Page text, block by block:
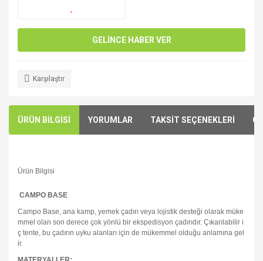
GELİNCE HABER VER
Karşılaştır
ÜRÜN BİLGİSİ YORUMLAR TAKSİT SEÇENEKLERİ
Ürün Bilgisi
CAMPO BASE
Campo Base, ana kamp, yemek çadırı veya lojistik desteği olarak müke
mmel olan son derece çok yönlü bir ekspedisyon çadırıdır. Çıkarılabilir i
ç tente, bu çadırın uyku alanları için de mükemmel olduğu anlamına gel
ir.